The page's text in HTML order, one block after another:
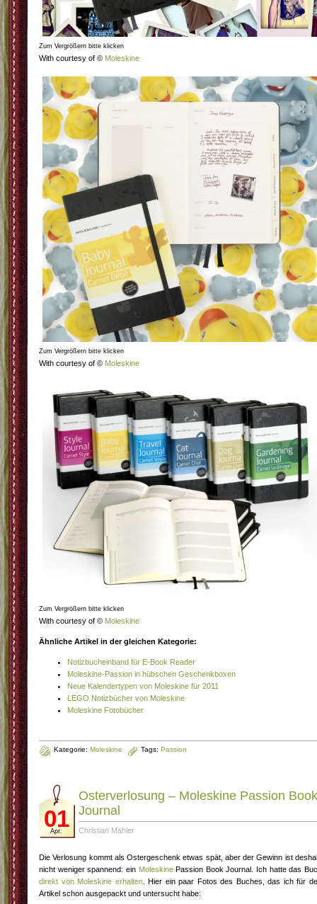
Zum Vergrößern bitte klicken
With courtesy of © Moleskine
Zum Vergrößern bitte klicken
With courtesy of © Moleskine
Zum Vergrößern bitte klicken
With courtesy of © Moleskine
Ähnliche Artikel in der gleichen Kategorie:
Notizbucheinband für E-Book Reader
Moleskine-Passion in hübschen Geschenkboxen
Neue Kalendertypen von Moleskine für 2011
LEGO Notizbücher von Moleskine
Moleskine Fotobücher
Kategorie: Moleskine Tags: Passion
01
Apr.
Osterverlosung – Moleskine Passion Book
Journal
Christian Mähler
Die Verlosung kommt als Ostergeschenk etwas spät, aber der Gewinn ist
nicht weniger spannend: ein MoleskinePassion Book Journal. Ich hatte das
direkt von Moleskine erhalten. Hier ein paar Fotos des Buches, das ich für
Artikel schon ausgepackt und untersucht habe: